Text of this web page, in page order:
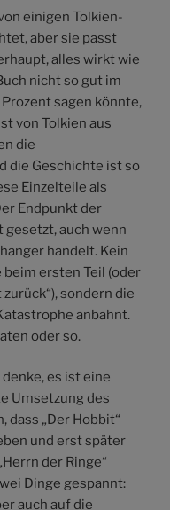
einigen Tolkien-
aber sie passt
alles wirkt wie
nicht so gut im
sagen könnte,
von Tolkien aus
die
die Geschichte ist so
Einzelteile als
Endpunkt der
gesetzt, auch wenn
handelt. Kein
ersten Teil (oder
sondern die
anbahnt.
oder so.
es ist eine
Umsetzung des
dass „Der Hobbit“
und erst später
der Ringe“
Dinge gespannt:
auch auf die